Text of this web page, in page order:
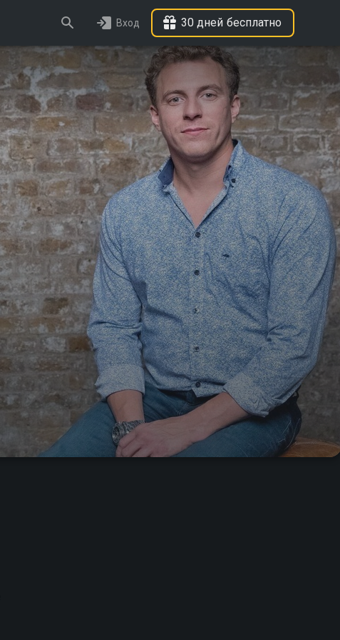
Вход 30 дней бесплатно